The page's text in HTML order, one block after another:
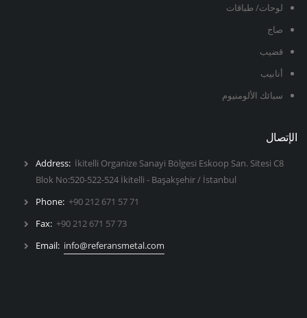
لوحات/ طباقات
صاج
قضيب
أنابيب
سبائك الألومنيوم
الإتصال
Address: İkitelli Organize Sanayi Bölgesi Eskoop San. Sitesi C8
Blok No:520-522-524 İkitelli - Başakşehir / İstanbul
Phone: +90 212 671 57 71
Fax: +90 212 671 57 73
Email: info@referansmetal.com